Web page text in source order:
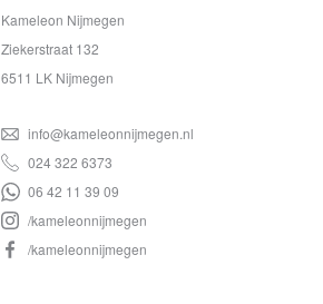
Kameleon Nijmegen
Ziekerstraat 132
6511 LK Nijmegen
info@kameleonnijmegen.nl
024 322 6373
06 42 11 39 09
/kameleonnijmegen
/kameleonnijmegen